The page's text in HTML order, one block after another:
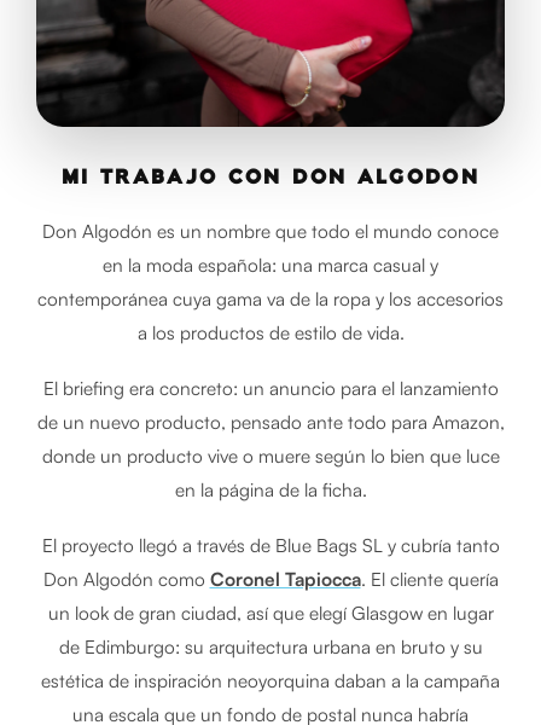
MI TRABAJO CON DON ALGODÓN
Don Algodón es un nombre que todo el mundo conoce
en la moda española: una marca casual y
contemporánea cuya gama va de la ropa y los accesorios
a los productos de estilo de vida.
El briefing era concreto: un anuncio para el lanzamiento
de un nuevo producto, pensado ante todo para Amazon,
donde un producto vive o muere según lo bien que luce
en la página de la ficha.
El proyecto llegó a través de Blue Bags SL y cubría tanto
Don Algodón como Coronel Tapiocca. El cliente quería
un look de gran ciudad, así que elegí Glasgow en lugar
de Edimburgo: su arquitectura urbana en bruto y su
estética de inspiración neoyorquina daban a la campaña
una escala que un fondo de postal nunca habría